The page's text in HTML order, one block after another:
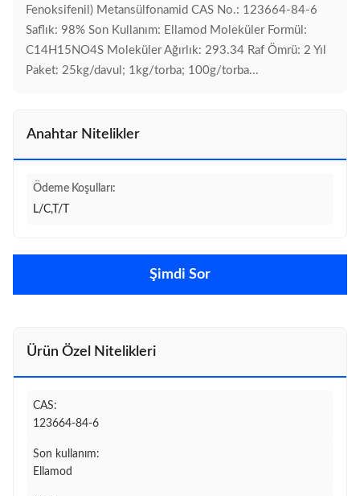
Fenoksifenil) Metansülfonamid CAS No.: 123664-84-6
Saflık: 98% Son Kullanım: Ellamod Moleküler Formül:
C14H15NO4S Moleküler Ağırlık: 293.34 Raf Ömrü: 2 Yıl
Paket: 25kg/davul; 1kg/torba; 100g/torba...
Anahtar Nitelikler
Ödeme Koşulları:
L/C,T/T
Şimdi Sor
Ürün Özel Nitelikleri
CAS:
123664-84-6
Son kullanım:
Ellamod